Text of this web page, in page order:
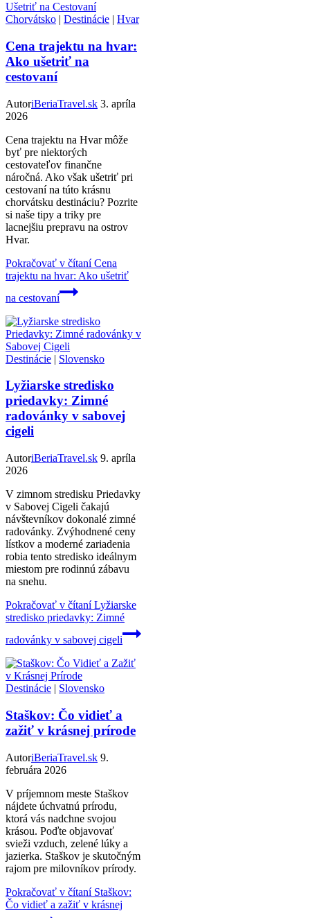
Chorvátsko | Destinácie | Hvar
Cena trajektu na hvar:
Ako ušetriť na
cestovaní
AutoriBeriaTravel.sk 3. apríla
2026
Cena trajektu na Hvar môže
byť pre niektorých
cestovateľov finančne
náročná. Ako však ušetriť pri
cestovaní na túto krásnu
chorvátsku destináciu? Pozrite
si naše tipy a triky pre
lacnejšiu prepravu na ostrov
Hvar.
Pokračovať v čítaníCena
trajektu na hvar: Ako ušetriť
na cestovaní
Destinácie | Slovensko
Lyžiarske stredisko
priedavky: Zimné
radovánky v sabovej
cigeli
AutoriBeriaTravel.sk 9. apríla
2026
V zimnom stredisku Priedavky
v Sabovej Cigeli čakajú
návštevníkov dokonalé zimné
radovánky. Zvýhodnené ceny
lístkov a moderné zariadenia
robia tento stredisko ideálnym
miestom pre rodinnú zábavu
na snehu.
Pokračovať v čítaníLyžiarske
stredisko priedavky: Zimné
radovánky v sabovej cigeli
Destinácie | Slovensko
Staškov: Čo vidieť a
zažiť v krásnej prírode
AutoriBeriaTravel.sk 9.
februára 2026
V príjemnom meste Staškov
nájdete úchvatnú prírodu,
ktorá vás nadchne svojou
krásou. Poďte objavovať
svieži vzduch, zelené lúky a
jazierka. Staškov je skutočným
rajom pre milovníkov prírody.
Pokračovať v čítaníStaškov:
Čo vidieť a zažiť v krásnej